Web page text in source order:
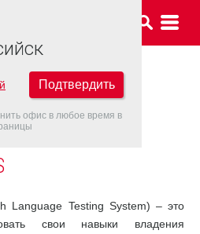
Language Testing System) – это
свои навыки владения
Подтвердить
офис в любое время в